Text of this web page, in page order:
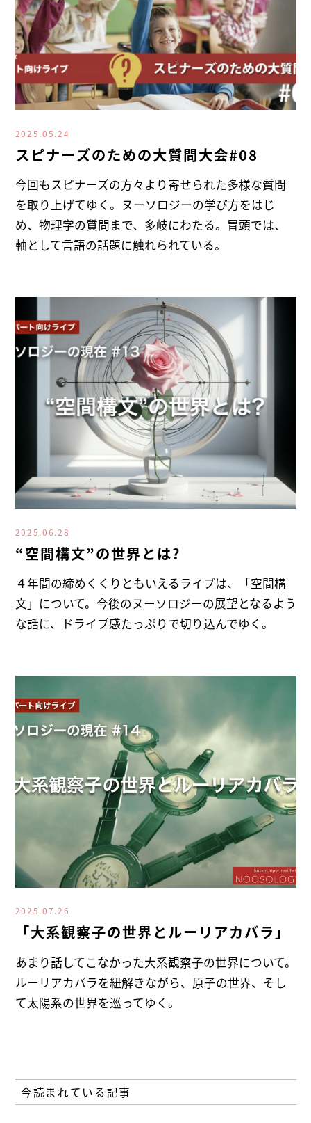
2025.05.24
スピナーズのための大質問大会#08
今回もスピナーズの方々より寄せられた多様な質問
を取り上げてゆく。ヌーソロジーの学び方をはじ
め、物理学の質問まで、多岐にわたる。冒頭では、
軸として言語の話題に触れられている。
2025.06.28
“空間構文”の世界とは?
４年間の締めくくりともいえるライブは、「空間構
文」について。今後のヌーソロジーの展望となるよう
な話に、ドライブ感たっぷりで切り込んでゆく。
2025.07.26
「大系観察子の世界とルーリアカバラ」
あまり話してこなかった大系観察子の世界について。
ルーリアカバラを紐解きながら、原子の世界、そし
て太陽系の世界を巡ってゆく。
今読まれている記事